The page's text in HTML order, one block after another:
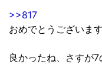
>>817
おめでとうございます
良かったね、さすが7